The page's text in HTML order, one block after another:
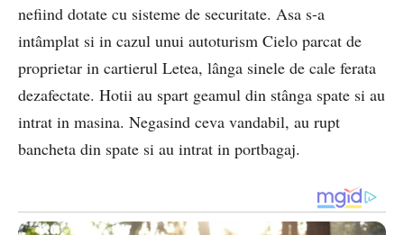
nefiind dotate cu sisteme de securitate. Asa s-a
intâmplat si in cazul unui autoturism Cielo parcat de
proprietar in cartierul Letea, lânga sinele de cale ferata
dezafectate. Hotii au spart geamul din stânga spate si au
intrat in masina. Negasind ceva vandabil, au rupt
bancheta din spate si au intrat in portbagaj.